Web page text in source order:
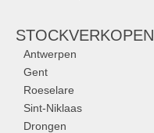
STOCKVERKOPEN
Antwerpen
Gent
Roeselare
Sint-Niklaas
Drongen